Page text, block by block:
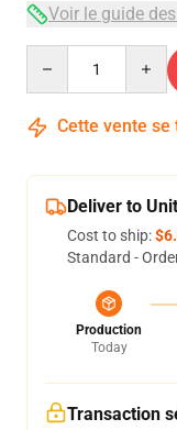
Voir le guide
Cette vente
Deliver to
Cost to ship:
Standard -
Production
Today
Transaction